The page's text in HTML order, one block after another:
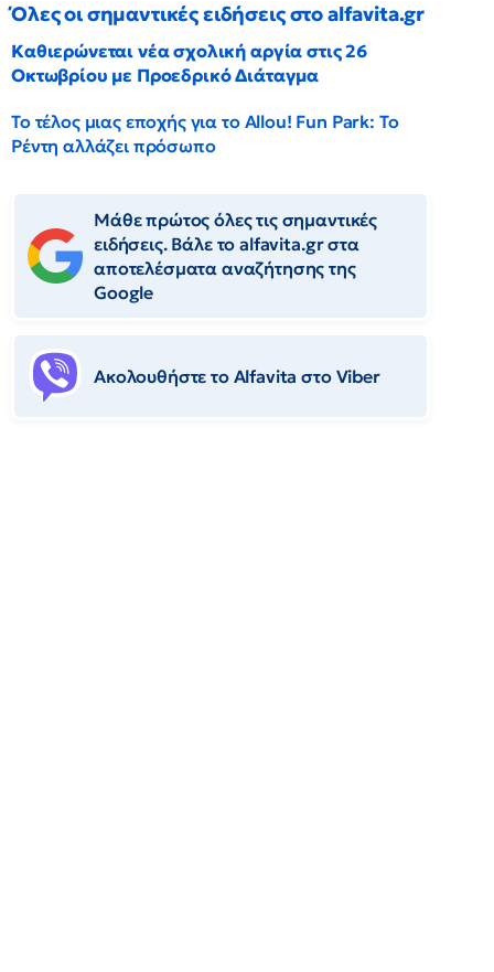
Όλες οι σημαντικές ειδήσεις στο alfavita.gr
Καθιερώνεται νέα σχολική αργία στις 26
Οκτωβρίου με Προεδρικό Διάταγμα
Το τέλος μιας εποχής για το Allou! Fun Park: Το
Ρέντη αλλάζει πρόσωπο
Μάθε πρώτος όλες τις σημαντικές
ειδήσεις. Βάλε το alfavita.gr στα
αποτελέσματα αναζήτησης της
Google
Ακολουθήστε το Αlfavita στο Viber